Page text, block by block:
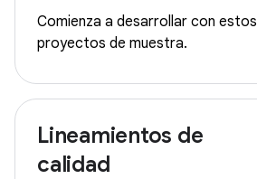
Comienza a desarrollar con estos
proyectos de muestra.
Lineamientos de
calidad